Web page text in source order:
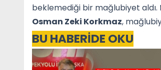
beklemediği bir mağlubiyet aldı.
Osman Zeki Korkmaz,
BU HABERİDE OKU